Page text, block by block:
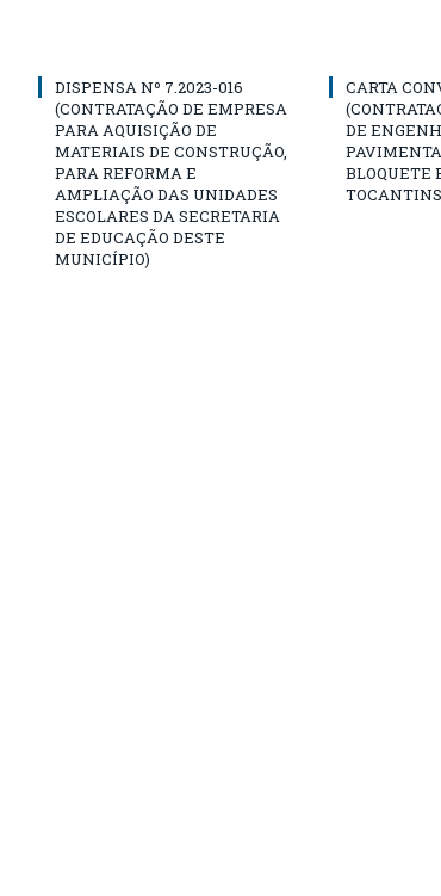
DISPENSA Nº 7.2023-016
(CONTRATAÇÃO DE EMPRESA
PARA AQUISIÇÃO DE
MATERIAIS DE CONSTRUÇÃO,
PARA REFORMA E
AMPLIAÇÃO DAS UNIDADES
ESCOLARES DA SECRETARIA
DE EDUCAÇÃO DESTE
MUNICÍPIO)
CARTA
DE
BLOQUETE